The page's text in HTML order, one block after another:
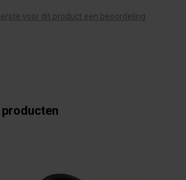
voor dit product een beoordeling